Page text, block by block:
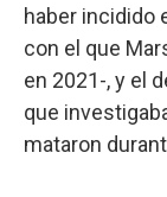
haber incidido
con el que
en 2021-, y el
que
mataron